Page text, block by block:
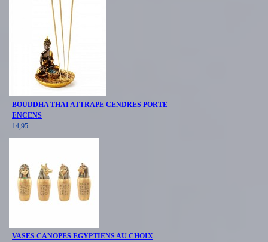
BOUDDHA THAI ATTRAPE CENDRES PORTE
ENCENS
14,95
VASES CANOPES EGYPTIENS AU CHOIX